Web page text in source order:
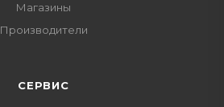
Магазины
Производители
СЕРВИС